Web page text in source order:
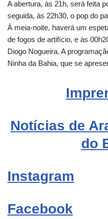
A abertura, às 21h, será feita
seguida, às 22h30, o pop do
À meia-noite, haverá um
de fogos de artifício, e às
Diogo Nogueira. A
Ninha da Bahia, que se
Notícias de
do
Instagram
Facebook